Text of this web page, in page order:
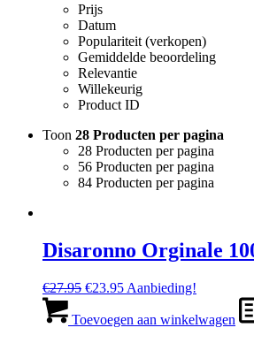
Prijs
Datum
Populariteit (verkopen)
Gemiddelde beoordeling
Relevantie
Willekeurig
Product ID
Toon 28 Producten per pagina
28 Producten per pagina
56 Producten per pagina
84 Producten per pagina
Disaronno Orginale
€27.95 Oorspronkelijke
was:
€23.95Huidige
is:
Aanbieding!
Toevoegen aan winkelwagen